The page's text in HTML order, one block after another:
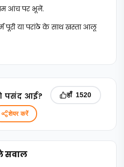
आंच पर भूनें.
पूरी या परांठे के साथ खस्ता आलू
पसंद आई? हाँ 1520
शेयर करें
सवाल